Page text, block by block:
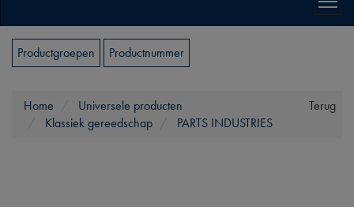
Productgroepen Productnummer
Terug
Home
Universele producten
Klassiek gereedschap
PARTS INDUSTRIES